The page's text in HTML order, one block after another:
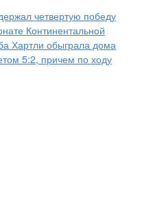
четвертую победу
Континентальной
Хартли обыграла дома
5:2, причем по ходу